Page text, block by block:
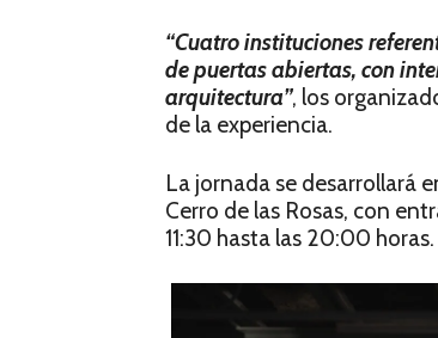
“Cuatro instituciones
de puertas abiertas, con
arquitectura”, los
de la experiencia.
La jornada se desarrollará
Cerro de las Rosas, con
11:30 hasta las 20:00 horas.